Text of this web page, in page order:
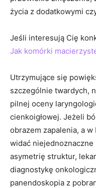
życia z dodatkowymi
Jeśli interesują Cię
Jak komórki
Utrzymujące się
szczególnie twardych,
pilnej oceny
cienkoigłowej. Jeżeli
obrazem zapalenia, a
widać
asymetrię struktur,
diagnostykę
panendoskopia z